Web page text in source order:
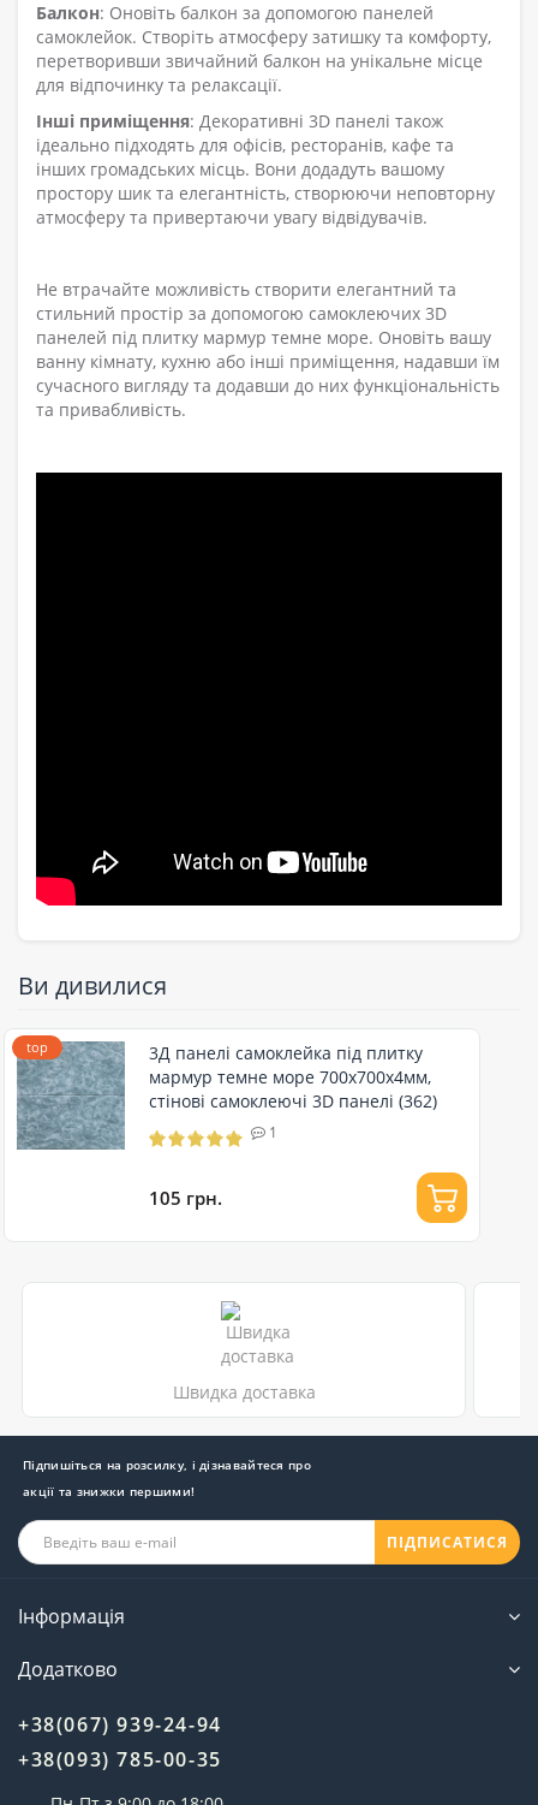
Балкон: Оновіть балкон за допомогою панелей
самоклейок. Створіть атмосферу затишку та комфорту,
перетворивши звичайний балкон на унікальне місце
для відпочинку та релаксації.
Інші приміщення: Декоративні 3D панелі також
ідеально підходять для офісів, ресторанів, кафе та
інших громадських місць. Вони додадуть вашому
простору шик та елегантність, створюючи неповторну
атмосферу та привертаючи увагу відвідувачів.
Не втрачайте можливість створити елегантний та
стильний простір за допомогою самоклеючих 3D
панелей під плитку мармур темне море. Оновіть вашу
ванну кімнату, кухню або інші приміщення, надавши їм
сучасного вигляду та додавши до них функціональність
та привабливість.
Ви дивилися
top
3Д панелі самоклейка під плитку
мармур темне море 700x700x4мм,
стінові самоклеючі 3D панелі (362)
1
105 грн.
Швидка доставка
Підпишіться на розсилку, і дізнавайтеся про
акції та знижки першими!
ПІДПИСАТИСЯ
Інформація
Додатково
+38(067) 939-24-94
+38(093) 785-00-35